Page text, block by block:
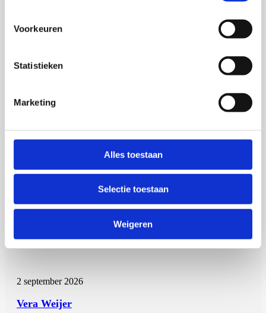
Voorkeuren
Statistieken
Marketing
Alles toestaan
Selectie toestaan
Weigeren
2 september 2026
Vera Weijer